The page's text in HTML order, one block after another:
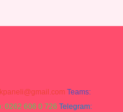
Teams:
0262 606 0 726 Telegram: